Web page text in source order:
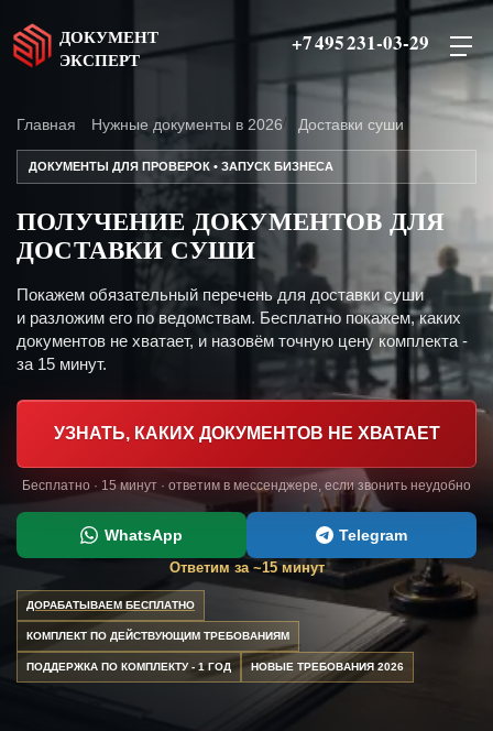
ДОКУМЕНТ
ЭКСПЕРТ
+7 495 231-03-29
Главная Нужные документы в 2026 Доставки суши
ДОКУМЕНТЫ ДЛЯ ПРОВЕРОК • ЗАПУСК БИЗНЕСА
ПОЛУЧЕНИЕ ДОКУМЕНТОВ ДЛЯ
ДОСТАВКИ СУШИ
Покажем обязательный перечень для доставки суши
и разложим его по ведомствам. Бесплатно покажем, каких
документов не хватает, и назовём точную цену комплекта -
за 15 минут.
УЗНАТЬ, КАКИХ ДОКУМЕНТОВ НЕ ХВАТАЕТ
Бесплатно · 15 минут · ответим в мессенджере, если звонить неудобно
WhatsApp Telegram
Ответим за ~15 минут
ДОРАБАТЫВАЕМ БЕСПЛАТНО
КОМПЛЕКТ ПО ДЕЙСТВУЮЩИМ ТРЕБОВАНИЯМ
ПОДДЕРЖКА ПО КОМПЛЕКТУ - 1 ГОД НОВЫЕ ТРЕБОВАНИЯ 2026